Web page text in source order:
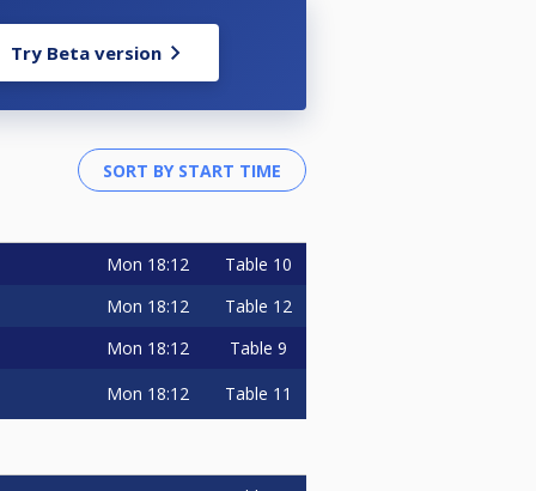
Try Beta version
Mon 18:12
Table 10
Mon 18:12
Table 12
Mon 18:12
Table 9
Mon 18:12 Table 11